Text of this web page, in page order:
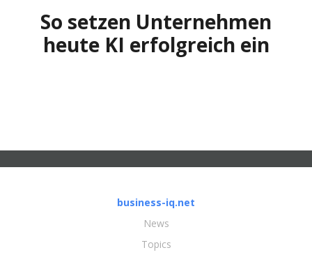
So setzen Unternehmen
heute KI erfolgreich ein
business-iq.net
News
Topics